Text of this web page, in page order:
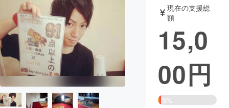
アート・写真 音楽
テクノロジー・ガジェット ゲーム・
映像・映画 書籍・雑誌
ビジネス・起業 チャレンジ
現在の支援総
額
15,0
00円
5%